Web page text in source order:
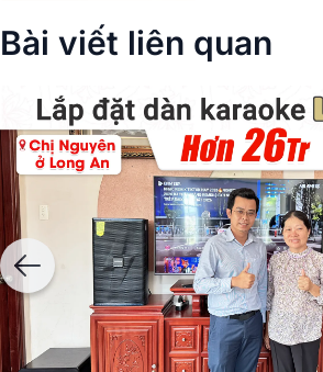
Bài viết liên quan